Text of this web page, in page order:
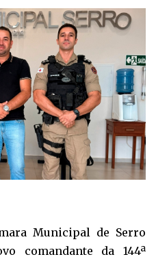
Municipal de Serro
comandante da 144ª